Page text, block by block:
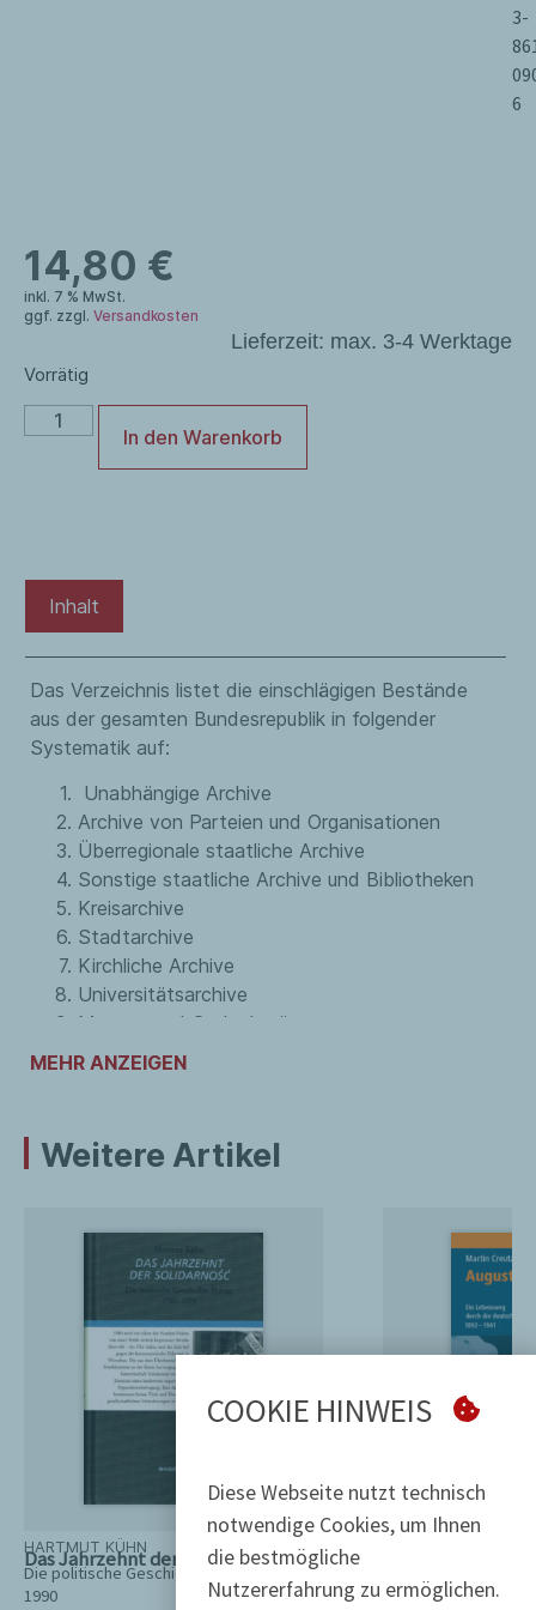
3-
6
14,80 €
inkl. 7 % MwSt.
ggf. zzgl. Versandkosten
Lieferzeit: max. 3-4 Werktage
Vorrätig
In den Warenkorb
Inhalt
Das Verzeichnis listet die einschlägigen Bestände
aus der gesamten Bundesrepublik in folgender
Systematik auf:
Unabhängige Archive
Archive von Parteien und Organisationen
Überregionale staatliche Archive
Sonstige staatliche Archive und Bibliotheken
Kreisarchive
Stadtarchive
Kirchliche Archive
Universitätsarchive
Museen und Gedenkstätten
Medienarchive
MEHR ANZEIGEN
Weitere Artikel
HARTMUT KÜHN
Das Jahrzehnt der Solidarność
Die politische Geschichte Polens 1980-
1990
Arbeiterbewegung
COOKIE HINWEIS
Diese Webseite nutzt technisch
notwendige Cookies, um Ihnen
die bestmögliche
Nutzererfahrung zu ermöglichen.